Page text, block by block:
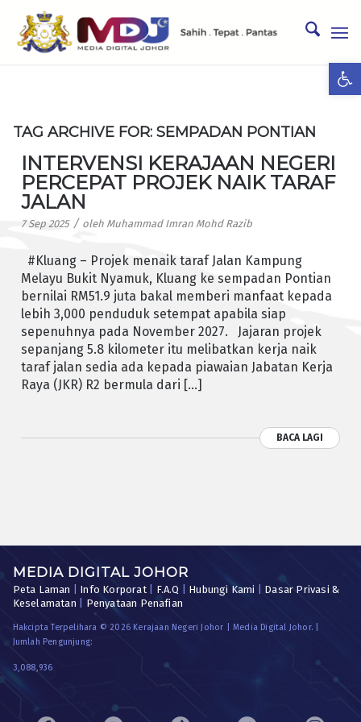
TAG ARCHIVE FOR: SEMPADAN PONTIAN
INTERVENSI KERAJAAN NEGERI
PERCEPAT PROJEK NAIK TARAF
JALAN
7 Sep 2025 / oleh Muhammad Imran Mohd Razib
#Kluang – Projek menaik taraf Jalan Kampung
Melayu Bukit Nyamuk, Kluang ke sempadan Pontian
bernilai RM51.9 juta bakal memberi manfaat kepada
lebih 3,000 penduduk setempat apabila siap
sepenuhnya pada November 2027. Jajaran projek
sepanjang 5.8 kilometer itu melibatkan kerja naik
taraf jalan sedia ada kepada piawaian Jabatan Kerja
Raya (JKR) R2 bermula dari […]
BACA LAGI
MEDIA DIGITAL JOHOR
Peta Laman Info Korporat| F.A.Q Hubungi Kami
Dasar Privasi &
Keselamatan
Penyataan Penafian
Hakcipta Terpelihara © 2026 Kerajaan Negeri Johor | Media Digital Johor. |
Jumlah Pengunjung:
3,088,936